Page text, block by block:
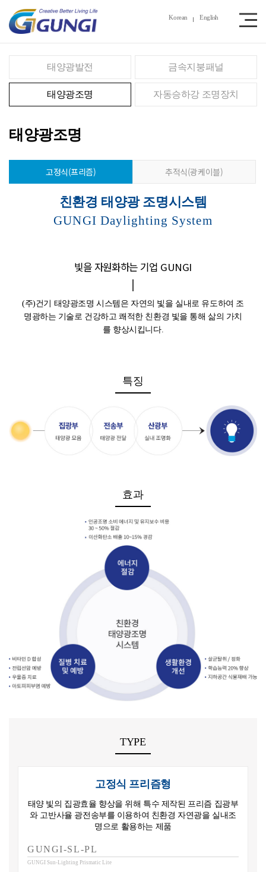
Korean English
태양광발전 금속지붕패널
태양광조명 자동승하강 조명장치
태양광조명
고정식(프리즘) 추적식(광케이블)
친환경 태양광 조명시스템
GUNGI Daylighting System
빛을 자원화하는 기업 GUNGI
(주)건기 태양광조명 시스템은 자연의 빛을 실내로 유도하여 조
명광하는 기술로 건강하고 쾌적한 친환경 빛을 통해 삶의 가치
를 향상시킵니다.
특징
효과
TYPE
고정식 프리즘형
태양 빛의 집광효율 향상을 위해 특수 제작된 프리즘 집광부
와 고반사율 광전송부를 이용하여 친환경 자연광을 실내조
명으로 활용하는 제품
GUNGI-SL-PL
GUNGI Sun-Lighting Prismatic Lite